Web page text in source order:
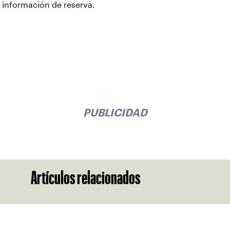
información de reserva.
PUBLICIDAD
Artículos relacionados